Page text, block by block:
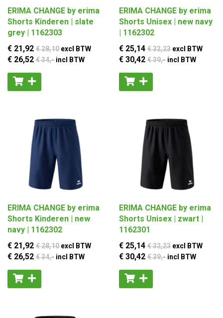
ERIMA CHANGE by erima
Shorts Kinderen | slate
grey | 1162303
€ 21,92 € 28,10 excl BTW
€ 26,52 € 34,- incl BTW
ERIMA CHANGE by erima
Shorts Unisex | new navy
| 1162302
€ 25,14 € 32,23 excl BTW
€ 30,42 € 39,- incl BTW
ERIMA CHANGE by erima
Shorts Kinderen | new
navy | 1162302
€ 21,92 € 28,10 excl BTW
€ 26,52 € 34,- incl BTW
ERIMA CHANGE by erima
Shorts Unisex | zwart |
1162301
€ 25,14 € 32,23 excl BTW
€ 30,42 € 39,- incl BTW